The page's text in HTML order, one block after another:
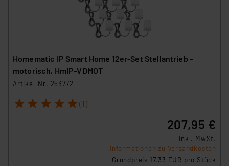
Homematic IP Smart Home 12er-Set Stellantrieb -
motorisch, HmIP-VDMOT
Artikel-Nr. 253772
1 2 3 4 5 (1)
207,95 €
inkl. MwSt.
Informationen zu Versandkosten
Grundpreis 17.33 EUR pro Stück